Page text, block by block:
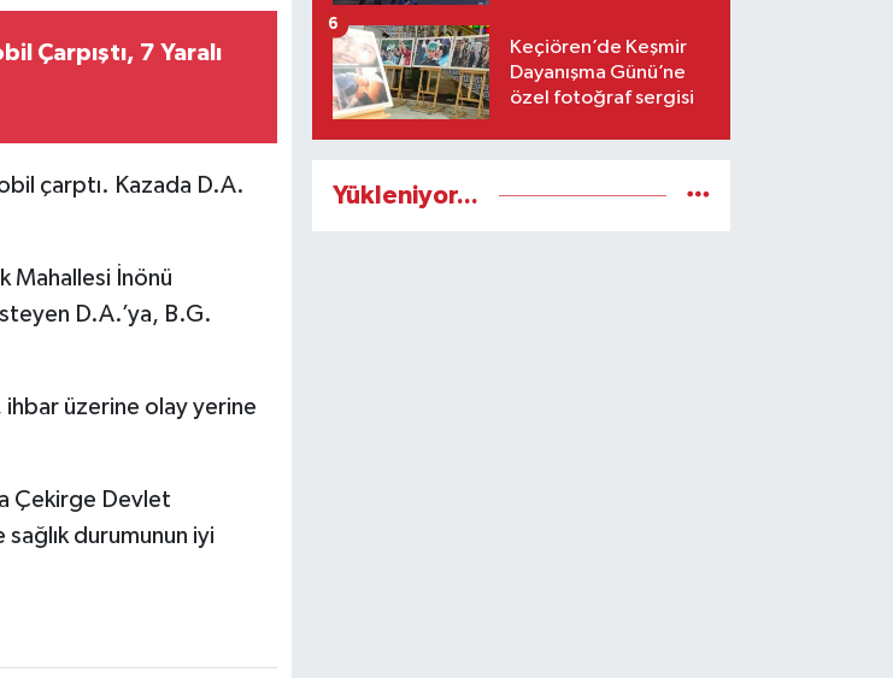
Çarpıştı, 7 Yaralı
çarptı. Kazada D.A.
Mahallesi İnönü
D.A.’ya, B.G.
ihbar üzerine olay yerine
Çekirge Devlet
sağlık durumunun iyi
Keçiören’de Keşmir
Dayanışma Günü’ne
özel fotoğraf sergisi
6
Yükleniyor...